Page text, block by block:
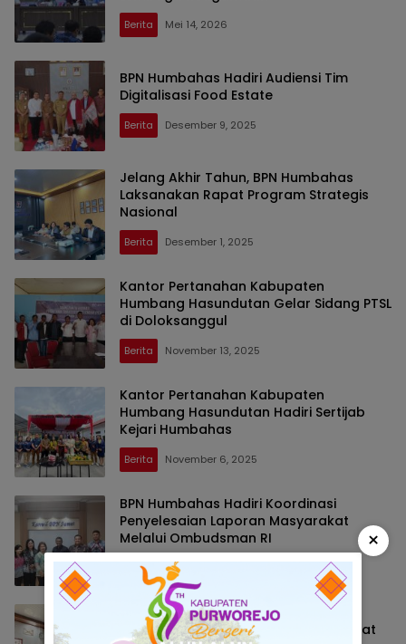
Berita Mei 14, 2026
BPN Humbahas Hadiri Audiensi Tim
Digitalisasi Food Estate
Berita Desember 9, 2025
Jelang Akhir Tahun, BPN Humbahas
Laksanakan Rapat Program Strategis
Nasional
Berita Desember 1, 2025
Kantor Pertanahan Kabupaten
Humbang Hasundutan Gelar Sidang PTSL
di Doloksanggul
Berita November 13, 2025
Kantor Pertanahan Kabupaten
Humbang Hasundutan Hadiri Sertijab
Kejari Humbahas
Berita November 6, 2025
BPN Humbahas Hadiri Koordinasi
Penyelesaian Laporan Masyarakat
Melalui Ombudsman RI
Berita November 4, 2025
Capai Target 1000 Bidang, Kantor
Pertanahan Humbahas Lakukan Rapat
×